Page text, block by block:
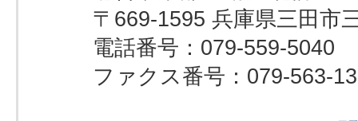
〒669-1595 兵庫県三田市
電話番号：079-559-5040
ファクス番号：079-563-